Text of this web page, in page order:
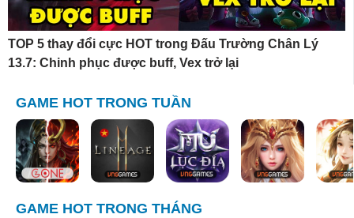
TOP 5 thay đổi cực HOT trong Đấu Trường Chân Lý
13.7: Chinh phục được buff, Vex trở lại
GAME HOT TRONG TUẦN
GAME HOT TRONG THÁNG